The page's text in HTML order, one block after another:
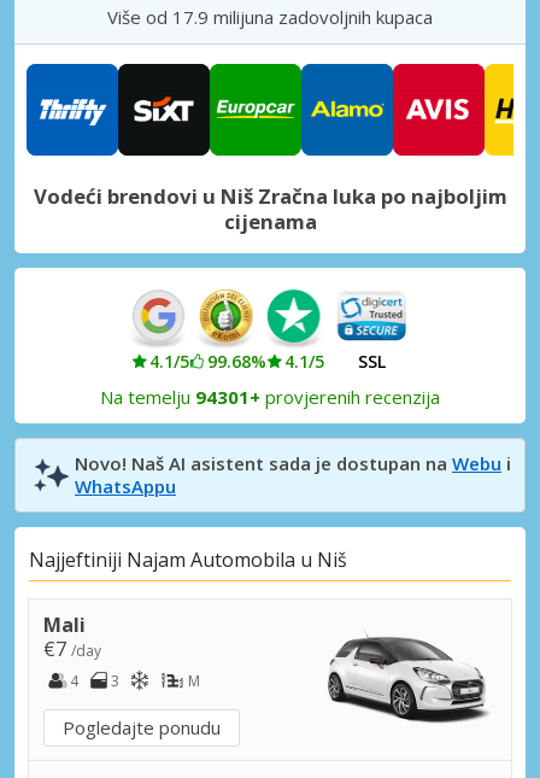
Više od 17.9 milijuna zadovoljnih kupaca
Vodeći brendovi u Niš Zračna luka po najboljim
cijenama
4.1/5 99.68% 4.1/5 SSL
Na temelju 94301+ provjerenih recenzija
Novo! Naš AI asistent sada je dostupan na Webu i
WhatsAppu
Najjeftiniji Najam Automobila u Niš
Mali
€7 /day
4
3 M
Pogledajte ponudu